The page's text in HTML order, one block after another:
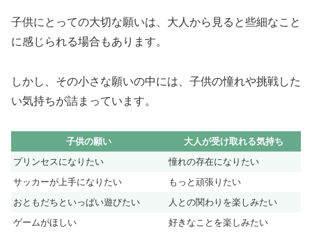
子供にとっての大切な願いは、大人から見ると些細なこと
に感じられる場合もあります。
しかし、その小さな願いの中には、子供の憧れや挑戦した
い気持ちが詰まっています。
子供の願い
大人が受け取れる気持ち
プリンセスになりたい
憧れの存在になりたい
サッカーが上手になりたい
もっと頑張りたい
おともだちといっぱい遊びたい
人との関わりを楽しみたい
ゲームがほしい
好きなことを楽しみたい